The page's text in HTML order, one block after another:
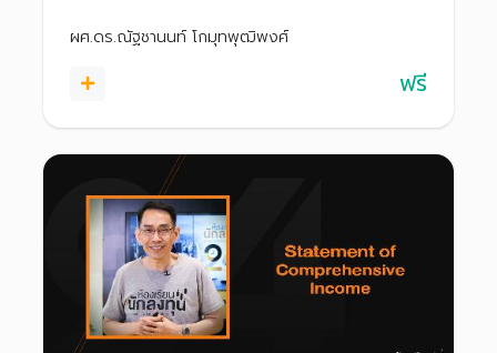
น่าลงทุน
ผศ.ดร.ณัฐชานนท์ โกมุทพุฒิพงศ์
ฟรี